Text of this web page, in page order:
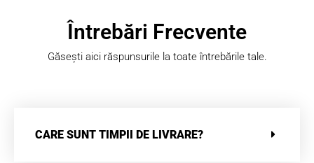
Întrebări Frecvente
Găsești aici răspunsurile la toate întrebările tale.
CARE SUNT TIMPII DE LIVRARE?